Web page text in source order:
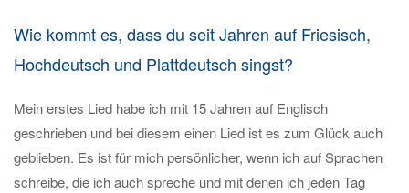
Wie kommt es, dass du seit Jahren auf Friesisch,
Hochdeutsch und Plattdeutsch singst?
Mein erstes Lied habe ich mit 15 Jahren auf Englisch
geschrieben und bei diesem einen Lied ist es zum Glück auch
geblieben. Es ist für mich persönlicher, wenn ich auf Sprachen
schreibe, die ich auch spreche und mit denen ich jeden Tag